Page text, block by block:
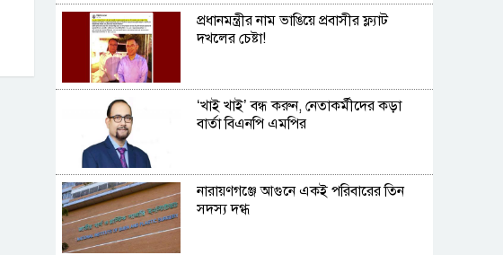
প্রধানমন্ত্রীর নাম ভাঙিয়ে প্রবাসীর ফ্ল্যাট
দখলের চেষ্টা!
‘খাই খাই’ বন্ধ করুন, নেতাকর্মীদের কড়া
বার্তা বিএনপি এমপির
নারায়ণগঞ্জে আগুনে একই পরিবারের তিন
সদস্য দগ্ধ